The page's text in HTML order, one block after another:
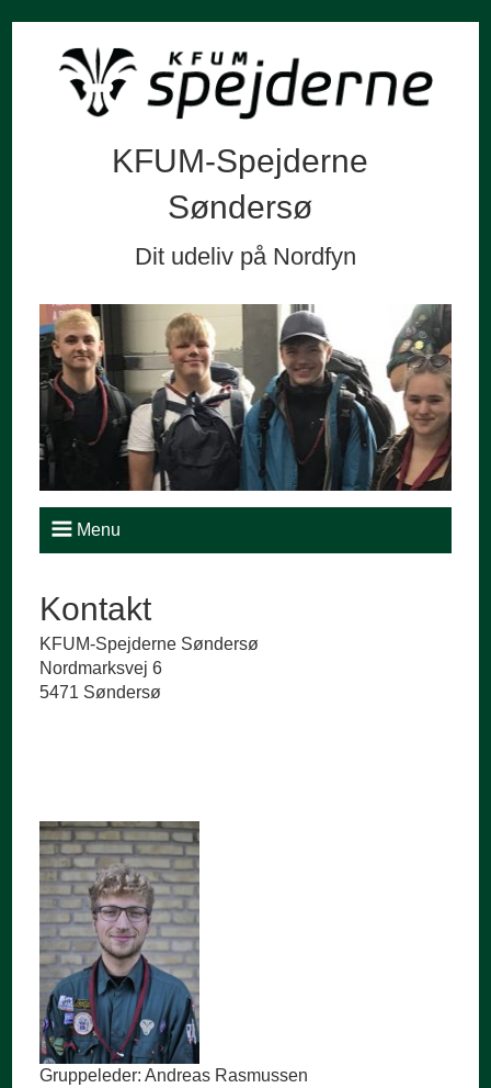
KFUM-Spejderne
Søndersø
Dit udeliv på Nordfyn
Menu
Kontakt
KFUM-Spejderne Søndersø
Nordmarksvej 6
5471 Søndersø
Gruppeleder: Andreas Rasmussen